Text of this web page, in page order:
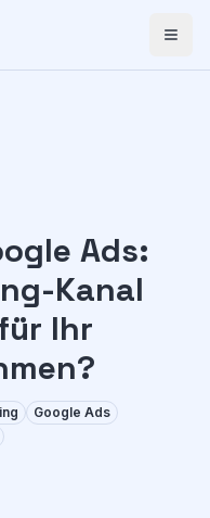
Ads:
Kanal
Ihr
Google Ads